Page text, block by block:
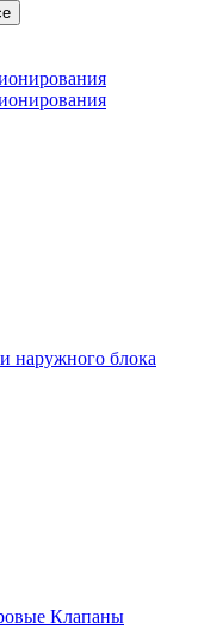
наружного блока
Клапаны